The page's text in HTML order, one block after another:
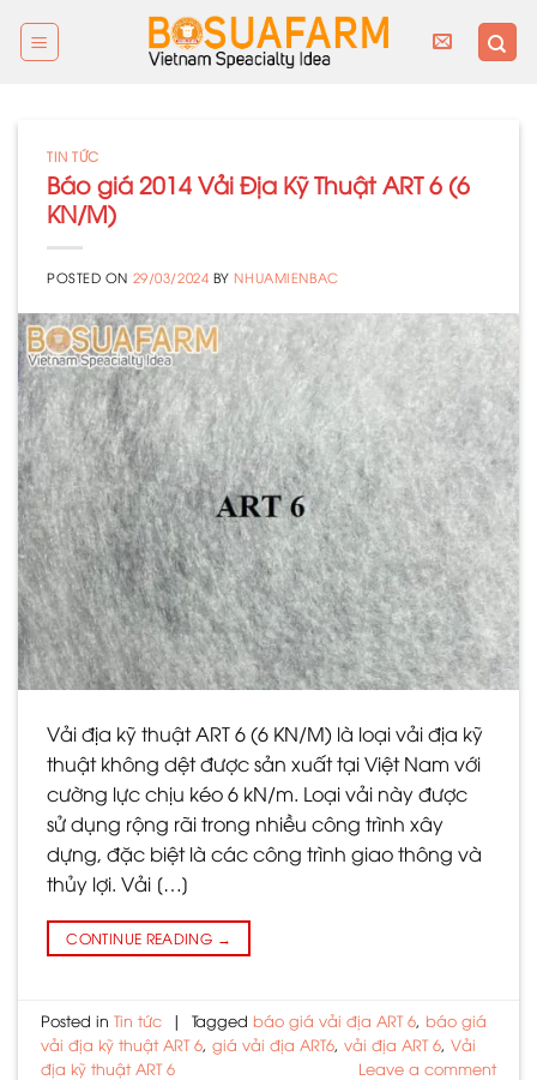
TIN TỨC
Báo giá 2014 Vải Địa Kỹ Thuật ART 6 (6
KN/M)
POSTED ON 29/03/2024 BYNHUAMIENBAC
Vải địa kỹ thuật ART 6 (6 KN/M) là loại vải địa kỹ
thuật không dệt được sản xuất tại Việt Nam với
cường lực chịu kéo 6 kN/m. Loại vải này được
sử dụng rộng rãi trong nhiều công trình xây
dựng, đặc biệt là các công trình giao thông và
thủy lợi. Vải […]
CONTINUE READING →
Posted inTin tức | Tagged báo giá vải địa ART 6, báo giá
vải địa kỹ thuật ART 6,giá vải địa ART6,vải địa ART 6,Vải
địa kỹ thuật ART 6
Leave a comment